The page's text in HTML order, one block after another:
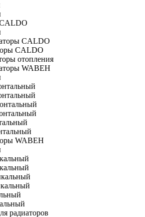
CALDO
CALDO
отопления
WABEH
WABEH